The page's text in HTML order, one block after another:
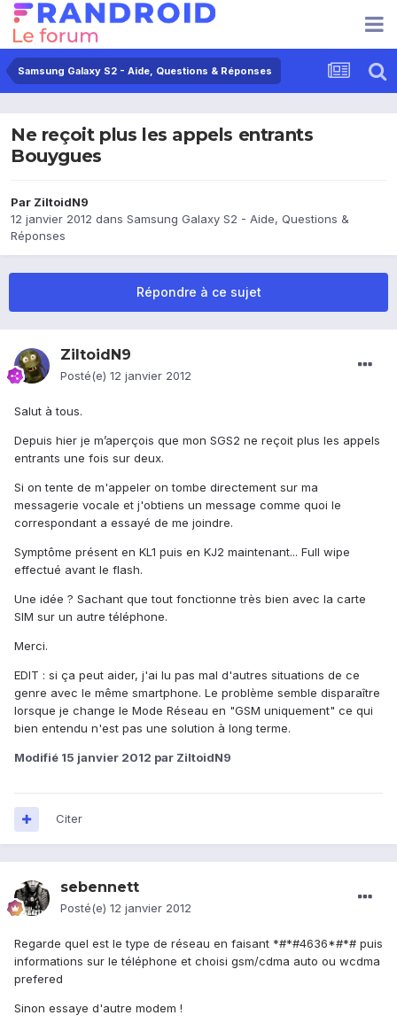
Samsung Galaxy S2 - Aide, Questions & Réponses
Ne reçoit plus les appels entrants
Bouygues
Par ZiltoidN9
12 janvier 2012 dans Samsung Galaxy S2 - Aide, Questions &
Réponses
Répondre à ce sujet
ZiltoidN9
Posté(e) 12 janvier 2012
Salut à tous.
Depuis hier je m’aperçois que mon SGS2 ne reçoit plus les appels
entrants une fois sur deux.
Si on tente de m'appeler on tombe directement sur ma
messagerie vocale et j'obtiens un message comme quoi le
correspondant a essayé de me joindre.
Symptôme présent en KL1 puis en KJ2 maintenant... Full wipe
effectué avant le flash.
Une idée ? Sachant que tout fonctionne très bien avec la carte
SIM sur un autre téléphone.
Merci.
EDIT : si ça peut aider, j'ai lu pas mal d'autres situations de ce
genre avec le même smartphone. Le problème semble disparaître
lorsque je change le Mode Réseau en "GSM uniquement" ce qui
bien entendu n'est pas une solution à long terme.
Modifié 15 janvier 2012 par ZiltoidN9
Citer
sebennett
Posté(e) 12 janvier 2012
Regarde quel est le type de réseau en faisant *#*#4636*#*# puis
informations sur le téléphone et choisi gsm/cdma auto ou wcdma
prefered
Sinon essaye d'autre modem !